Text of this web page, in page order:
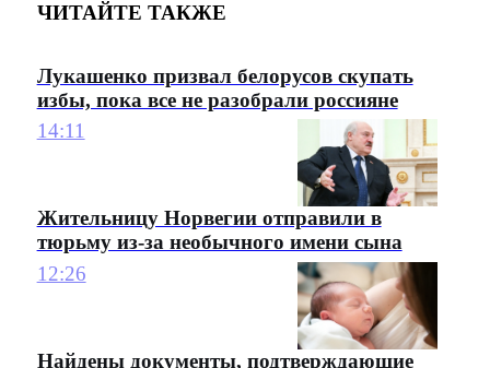
ЧИТАЙТЕ ТАКЖЕ
Лукашенко призвал белорусов скупать
избы, пока все не разобрали россияне
14:11
Жительницу Норвегии отправили в
тюрьму из-за необычного имени сына
12:26
Найдены документы, подтверждающие